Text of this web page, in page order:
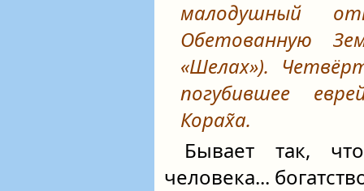
малодушный
Обетованную
«Шелах»).
погубившее
Корах̃а.
Бывает так,
человека...